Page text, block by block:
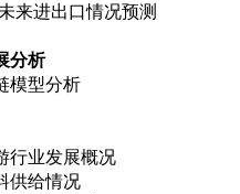
来进出口情况预测
分析
型分析
业发展概况
给情况